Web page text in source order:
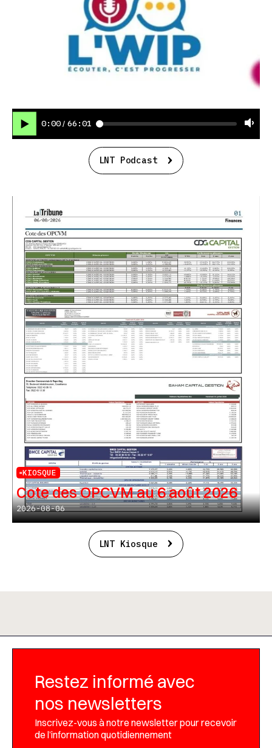
0:00 / 66:01
LNT Podcast
KIOSQUE
Cote des OPCVM au 6 août 2026
2026-08-06
LNT Kiosque
Restez informé avec
nos newsletters
Inscrivez-vous à notre newsletter pour recevoir
de l’information quotidiennement